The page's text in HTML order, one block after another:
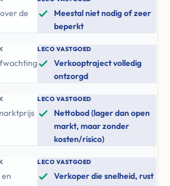
de
Meestal niet nodig of zeer
beperkt
LECO VASTGOED
Verkooptraject volledig
ontzorgd
LECO VASTGOED
Nettobod (lager dan open
markt, maar zonder
kosten/risico)
LECO VASTGOED
Verkoper die snelheid, rust